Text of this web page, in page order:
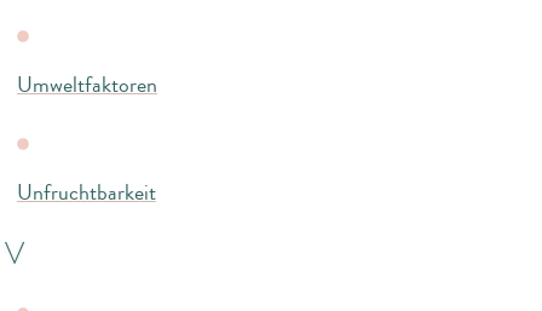
Umweltfaktoren
Unfruchtbarkeit
V